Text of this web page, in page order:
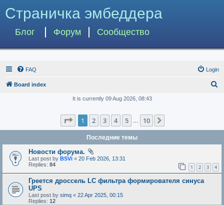
Страничка эмбеддера
Блог Форум Сообщество
FAQ Login
Board index
c
h
It is currently 09 Aug 2026, 08:43
Page 1of 10
1 2 3 4 5 10
Последние темы
Новости форума.
Last post by BSVi « 20 Feb 2026, 13:31
Replies: 84 1 2 3 4
Греется дроссель LC фильтра формирователя синуса
UPS
Last post by simq « 22 Apr 2025, 00:15
Replies: 12